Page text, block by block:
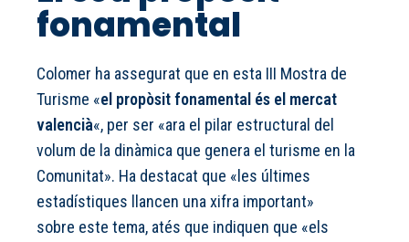
fonamental
Colomer ha assegurat que en esta III Mostra de
Turisme «el propòsit fonamental és el mercat
valencià«, per ser «ara el pilar estructural del
volum de la dinàmica que genera el turisme en la
Comunitat». Ha destacat que «les últimes
estadístiques llancen una xifra important»
sobre este tema, atés que indiquen que «els